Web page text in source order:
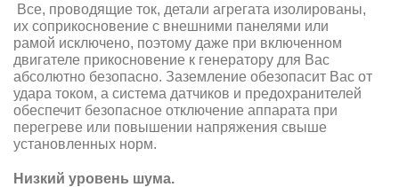
Все, проводящие ток, детали агрегата изолированы,
их соприкосновение с внешними панелями или
рамой исключено, поэтому даже при включенном
двигателе прикосновение к генератору для Вас
абсолютно безопасно. Заземление обезопасит Вас от
удара током, а система датчиков и предохранителей
обеспечит безопасное отключение аппарата при
перегреве или повышении напряжения свыше
установленных норм.
Низкий уровень шума.